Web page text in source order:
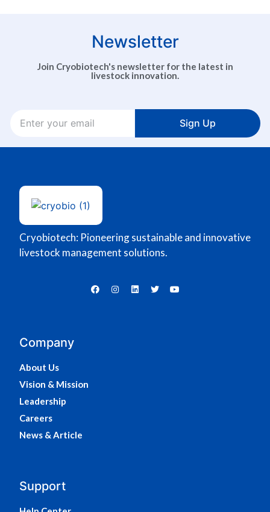
Newsletter
Join Cryobiotech's newsletter for the latest in
livestock innovation.
Sign Up
Cryobiotech: Pioneering sustainable and innovative
livestock management solutions.
Company
About Us
Vision & Mission
Leadership
Careers
News & Article
Support